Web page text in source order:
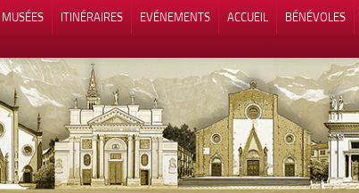
MUSÉES ITINÉRAIRES EVÉNEMENTS ACCUEIL BÉNÉVOLES